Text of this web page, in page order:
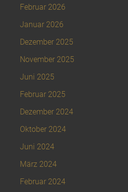
Februar 2026
Januar 2026
Dezember 2025
November 2025
Juni 2025
Februar 2025
Dezember 2024
Oktober 2024
Juni 2024
März 2024
Februar 2024